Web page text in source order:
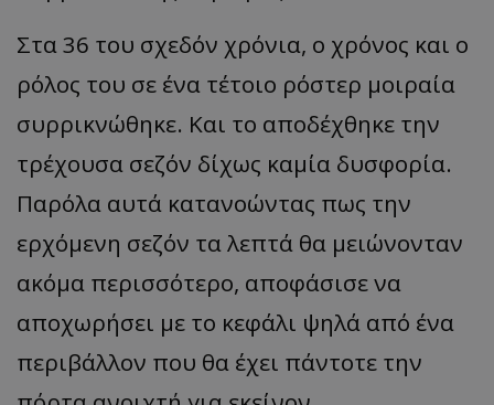
Στα 36 του σχεδόν χρόνια, ο χρόνος και ο
ρόλος του σε ένα τέτοιο ρόστερ μοιραία
συρρικνώθηκε. Και το αποδέχθηκε την
τρέχουσα σεζόν δίχως καμία δυσφορία.
Παρόλα αυτά κατανοώντας πως την
ερχόμενη σεζόν τα λεπτά θα μειώνονταν
ακόμα περισσότερο, αποφάσισε να
αποχωρήσει με το κεφάλι ψηλά από ένα
περιβάλλον που θα έχει πάντοτε την